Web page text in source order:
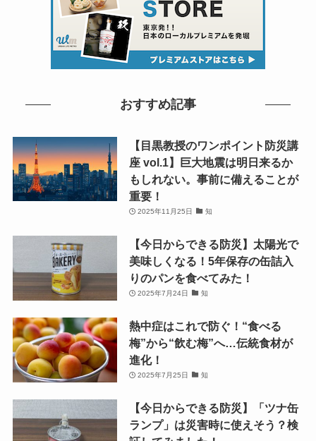
おすすめ記事
【目黒教授のワンポイント防災講
座 vol.1】巨大地震は明日来るか
もしれない。事前に備えることが
重要！
2025年11月25日 知
【今日からできる防災】太陽光で
美味しくなる！5年保存の缶詰入
りのパンを食べてみた！
2025年7月24日 知
熱中症はこれで防ぐ！“食べる
梅”から“飲む梅”へ…伝統食材が
進化！
2025年7月25日 知
【今日からできる防災】「ツナ缶
ランプ」は災害時に使えそう？検